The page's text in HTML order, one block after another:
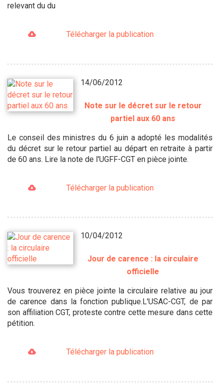
relevant du du
Télécharger la publication
14/06/2012
Note sur le décret sur le retour
partiel aux 60 ans
Le conseil des ministres du 6 juin a adopté les modalités
du décret sur le retour partiel au départ en retraite à partir
de 60 ans. Lire la note de l'UGFF-CGT en pièce jointe.
Télécharger la publication
10/04/2012
Jour de carence : la circulaire
officielle
Vous trouverez en pièce jointe la circulaire relative au jour
de carence dans la fonction publique.L'USAC-CGT, de par
son affiliation CGT, proteste contre cette mesure dans cette
pétition.
Télécharger la publication